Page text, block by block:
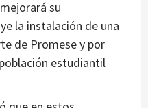
su
la instalación de una
de Promese y por
estudiantil